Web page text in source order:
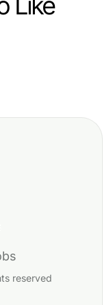
hätten
2026
reserved